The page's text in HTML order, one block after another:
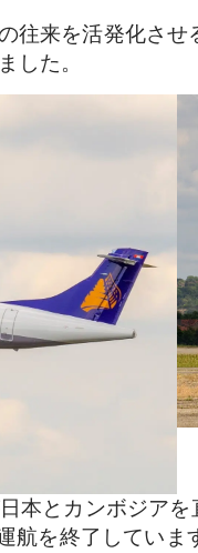
往来を活発化させ
した。
本とカンボジア
を終了していま